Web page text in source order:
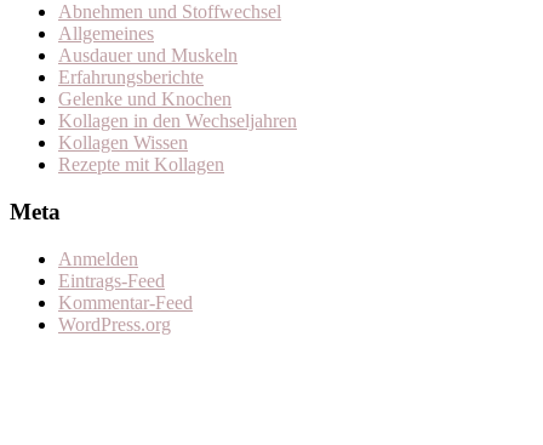
Abnehmen und Stoffwechsel
Allgemeines
Ausdauer und Muskeln
Erfahrungsberichte
Gelenke und Knochen
Kollagen in den Wechseljahren
Kollagen Wissen
Rezepte mit Kollagen
Meta
Anmelden
Eintrags-Feed
Kommentar-Feed
WordPress.org